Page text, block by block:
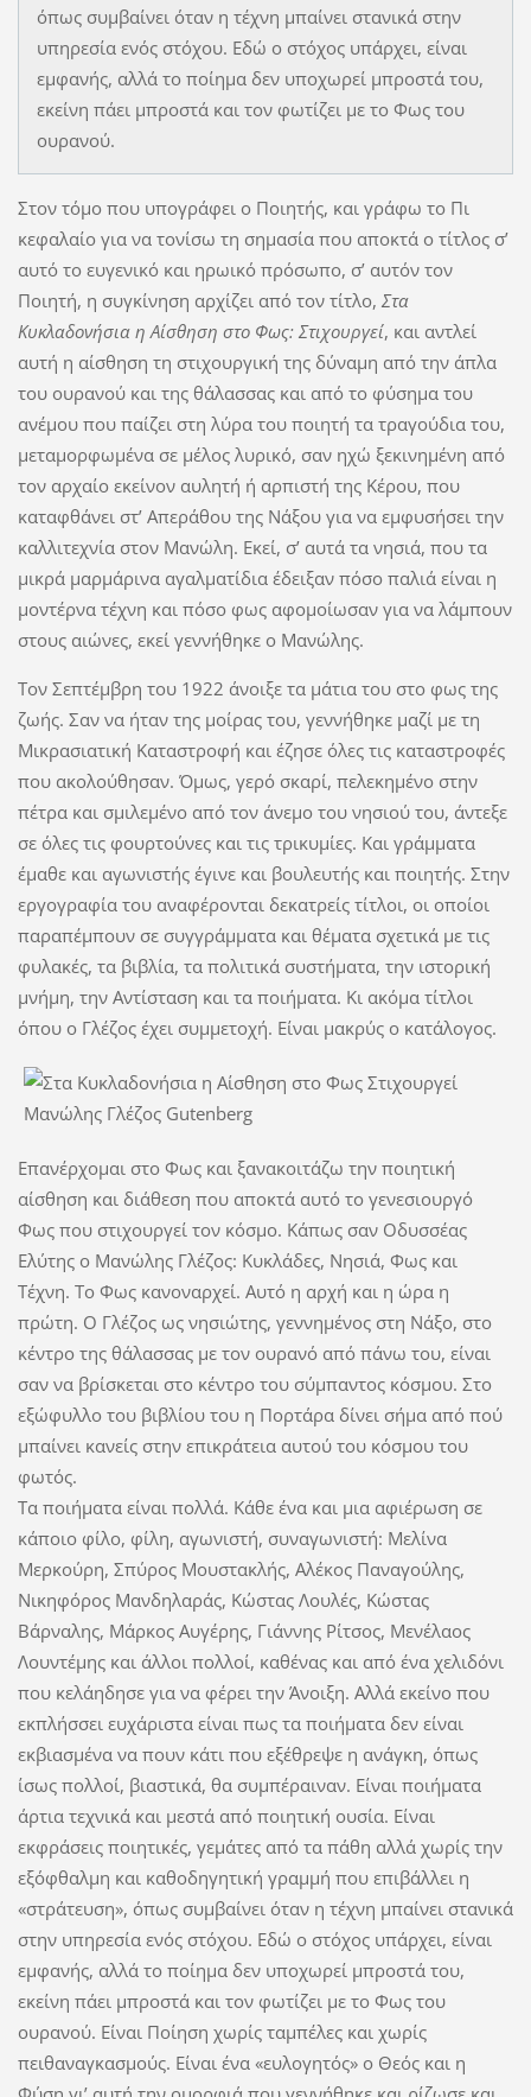
όπως συμβαίνει όταν η τέχνη μπαίνει στανικά στην
υπηρεσία ενός στόχου. Εδώ ο στόχος υπάρχει, είναι
εμφανής, αλλά το ποίημα δεν υποχωρεί μπροστά του,
εκείνη πάει μπροστά και τον φωτίζει με το Φως του
ουρανού.
Στον τόμο που υπογράφει ο Ποιητής, και γράφω το Πι
κεφαλαίο για να τονίσω τη σημασία που αποκτά ο τίτλος σ’
αυτό το ευγενικό και ηρωικό πρόσωπο, σ’ αυτόν τον
Ποιητή, η συγκίνηση αρχίζει από τον τίτλο, Στα
Κυκλαδονήσια η Αίσθηση στο Φως: Στιχουργεί, και αντλεί
αυτή η αίσθηση τη στιχουργική της δύναμη από την άπλα
του ουρανού και της θάλασσας και από το φύσημα του
ανέμου που παίζει στη λύρα του ποιητή τα τραγούδια του,
μεταμορφωμένα σε μέλος λυρικό, σαν ηχώ ξεκινημένη από
τον αρχαίο εκείνον αυλητή ή αρπιστή της Κέρου, που
καταφθάνει στ’ Απεράθου της Νάξου για να εμφυσήσει την
καλλιτεχνία στον Μανώλη. Εκεί, σ’ αυτά τα νησιά, που τα
μικρά μαρμάρινα αγαλματίδια έδειξαν πόσο παλιά είναι η
μοντέρνα τέχνη και πόσο φως αφομοίωσαν για να λάμπουν
στους αιώνες, εκεί γεννήθηκε ο Μανώλης.
Τον Σεπτέμβρη του 1922 άνοιξε τα μάτια του στο φως της
ζωής. Σαν να ήταν της μοίρας του, γεννήθηκε μαζί με τη
Μικρασιατική Καταστροφή και έζησε όλες τις καταστροφές
που ακολούθησαν. Όμως, γερό σκαρί, πελεκημένο στην
πέτρα και σμιλεμένο από τον άνεμο του νησιού του, άντεξε
σε όλες τις φουρτούνες και τις τρικυμίες. Και γράμματα
έμαθε και αγωνιστής έγινε και βουλευτής και ποιητής. Στην
εργογραφία του αναφέρονται δεκατρείς τίτλοι, οι οποίοι
παραπέμπουν σε συγγράμματα και θέματα σχετικά με τις
φυλακές, τα βιβλία, τα πολιτικά συστήματα, την ιστορική
μνήμη, την Αντίσταση και τα ποιήματα. Κι ακόμα τίτλοι
όπου ο Γλέζος έχει συμμετοχή. Είναι μακρύς ο κατάλογος.
Επανέρχομαι στο Φως και ξανακοιτάζω την ποιητική
αίσθηση και διάθεση που αποκτά αυτό το γενεσιουργό
Φως που στιχουργεί τον κόσμο. Κάπως σαν Οδυσσέας
Ελύτης ο Μανώλης Γλέζος: Κυκλάδες, Νησιά, Φως και
Τέχνη. Το Φως κανοναρχεί. Αυτό η αρχή και η ώρα η
πρώτη. Ο Γλέζος ως νησιώτης, γεννημένος στη Νάξο, στο
κέντρο της θάλασσας με τον ουρανό από πάνω του, είναι
σαν να βρίσκεται στο κέντρο του σύμπαντος κόσμου. Στο
εξώφυλλο του βιβλίου του η Πορτάρα δίνει σήμα από πού
μπαίνει κανείς στην επικράτεια αυτού του κόσμου του
φωτός.
Τα ποιήματα είναι πολλά. Κάθε ένα και μια αφιέρωση σε
κάποιο φίλο, φίλη, αγωνιστή, συναγωνιστή: Μελίνα
Μερκούρη, Σπύρος Μουστακλής, Αλέκος Παναγούλης,
Νικηφόρος Μανδηλαράς, Κώστας Λουλές, Κώστας
Βάρναλης, Μάρκος Αυγέρης, Γιάννης Ρίτσος, Μενέλαος
Λουντέμης και άλλοι πολλοί, καθένας και από ένα χελιδόνι
που κελάηδησε για να φέρει την Άνοιξη. Αλλά εκείνο που
εκπλήσσει ευχάριστα είναι πως τα ποιήματα δεν είναι
εκβιασμένα να πουν κάτι που εξέθρεψε η ανάγκη, όπως
ίσως πολλοί, βιαστικά, θα συμπέραιναν. Είναι ποιήματα
άρτια τεχνικά και μεστά από ποιητική ουσία. Είναι
εκφράσεις ποιητικές, γεμάτες από τα πάθη αλλά χωρίς την
εξόφθαλμη και καθοδηγητική γραμμή που επιβάλλει η
«στράτευση», όπως συμβαίνει όταν η τέχνη μπαίνει στανικά
στην υπηρεσία ενός στόχου. Εδώ ο στόχος υπάρχει, είναι
εμφανής, αλλά το ποίημα δεν υποχωρεί μπροστά του,
εκείνη πάει μπροστά και τον φωτίζει με το Φως του
ουρανού. Είναι Ποίηση χωρίς ταμπέλες και χωρίς
πειθαναγκασμούς. Είναι ένα «ευλογητός» ο Θεός και η